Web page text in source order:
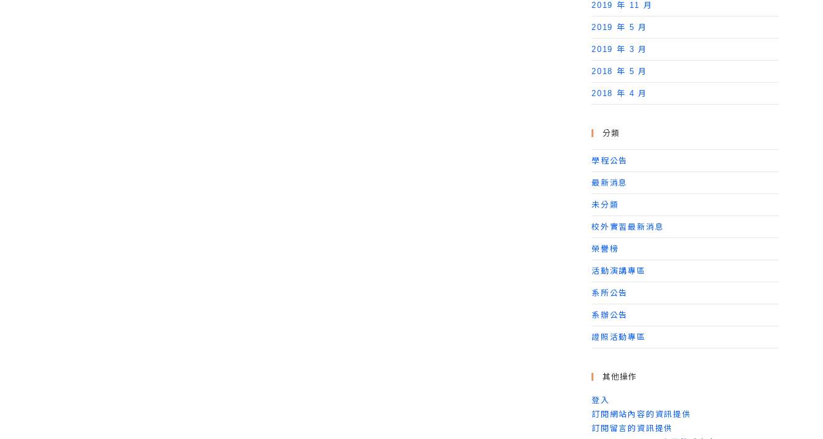
2019 年 11 月
2019 年 5 月
2019 年 3 月
2018 年 5 月
2018 年 4 月
分類
學程公告
最新消息
未分類
校外實習最新消息
榮譽榜
活動演講專區
系所公告
系辦公告
證照活動專區
其他操作
登入
訂閱網站內容的資訊提供
訂閱留言的資訊提供